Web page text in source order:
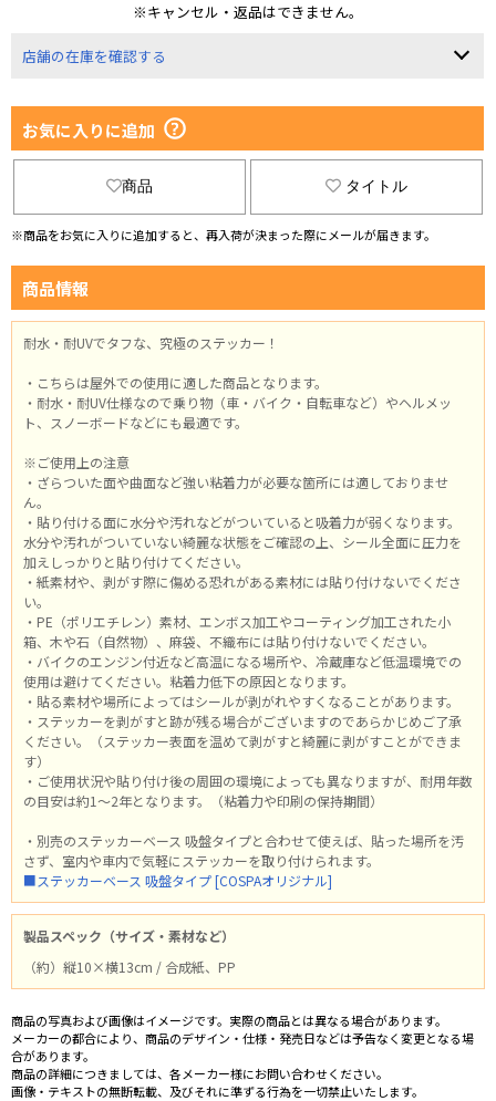
※キャンセル・返品はできません。
店舗の在庫を確認する
お気に入りに追加
商品 タイトル
※商品をお気に入りに追加すると、再入荷が決まった際にメールが届きます。
商品情報
耐水・耐UVでタフな、究極のステッカー！
・こちらは屋外での使用に適した商品となります。
・耐水・耐UV仕様なので乗り物（車・バイク・自転車など）やヘルメッ
ト、スノーボードなどにも最適です。
※ご使用上の注意
・ざらついた面や曲面など強い粘着力が必要な箇所には適しておりませ
ん。
・貼り付ける面に水分や汚れなどがついていると吸着力が弱くなります。
水分や汚れがついていない綺麗な状態をご確認の上、シール全面に圧力を
加えしっかりと貼り付けてください。
・紙素材や、剥がす際に傷める恐れがある素材には貼り付けないでくださ
い。
・PE（ポリエチレン）素材、エンボス加工やコーティング加工された小
箱、木や石（自然物）、麻袋、不織布には貼り付けないでください。
・バイクのエンジン付近など高温になる場所や、冷蔵庫など低温環境での
使用は避けてください。粘着力低下の原因となります。
・貼る素材や場所によってはシールが剥がれやすくなることがあります。
・ステッカーを剥がすと跡が残る場合がございますのであらかじめご了承
ください。（ステッカー表面を温めて剥がすと綺麗に剥がすことができま
す）
・ご使用状況や貼り付け後の周囲の環境によっても異なりますが、耐用年数
の目安は約1～2年となります。（粘着力や印刷の保持期間）
・別売のステッカーベース 吸盤タイプと合わせて使えば、貼った場所を汚
さず、室内や車内で気軽にステッカーを取り付けられます。
■ステッカーベース 吸盤タイプ [COSPAオリジナル]
製品スペック（サイズ・素材など）
（約）縦10×横13cm / 合成紙、PP
商品の写真および画像はイメージです。実際の商品とは異なる場合があります。
メーカーの都合により、商品のデザイン・仕様・発売日などは予告なく変更となる場
合があります。
商品の詳細につきましては、各メーカー様にお問い合わせください。
画像・テキストの無断転載、及びそれに準ずる行為を一切禁止いたします。